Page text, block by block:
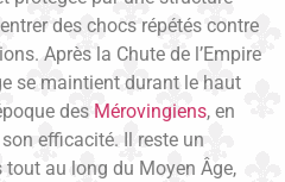
des chocs répétés contre
Après la Chute de l’Empire
se maintient durant le haut
des Mérovingiens, en
efficacité. Il reste un
au long du Moyen Âge,